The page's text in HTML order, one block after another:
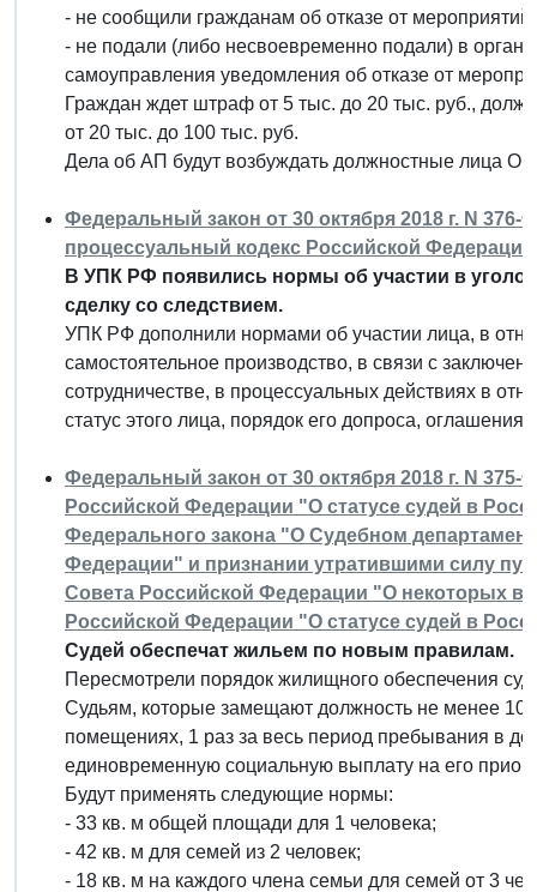
- не сообщили гражданам об отказе от мероприятий;
- не подали (либо несвоевременно подали) в орган
самоуправления уведомления об отказе от
Граждан ждет штраф от 5 тыс. до 20 тыс. руб.,
от 20 тыс. до 100 тыс. руб.
Дела об АП будут возбуждать должностные лица
Федеральный закон от 30 октября 2018 г. N
процессуальный кодекс Российской
В УПК РФ появились нормы об участии в
сделку со следствием.
УПК РФ дополнили нормами об участии лица, в
самостоятельное производство, в связи с
сотрудничестве, в процессуальных действиях в
статус этого лица, порядок его допроса, оглашения
Федеральный закон от 30 октября 2018 г. N
Российской Федерации "О статусе судей в
Федерального закона "О Судебном
Федерации" и признании утратившими силу
Совета Российской Федерации "О некоторых
Российской Федерации "О статусе судей в
Судей обеспечат жильем по новым правилам.
Пересмотрели порядок жилищного обеспечения
Судьям, которые замещают должность не менее
помещениях, 1 раз за весь период пребывания в
единовременную социальную выплату на его
Будут применять следующие нормы:
- 33 кв. м общей площади для 1 человека;
- 42 кв. м для семей из 2 человек;
- 18 кв. м на каждого члена семьи для семей от 3